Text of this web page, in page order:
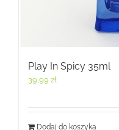
Play In Spicy 35ml
39,99 zł
Dodaj do koszyka